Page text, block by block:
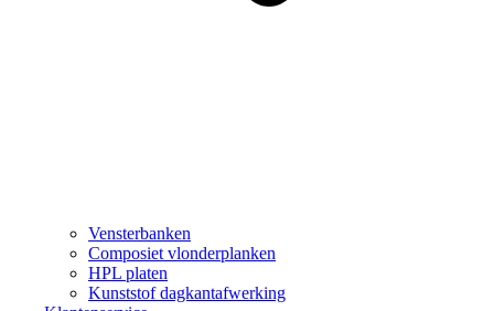
Vensterbanken
Composiet vlonderplanken
HPL platen
Kunststof dagkantafwerking